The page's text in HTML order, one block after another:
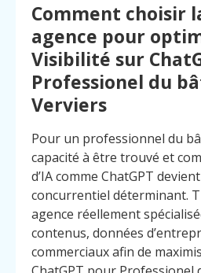
Comment choisir
agence pour
Visibilité sur
Professionel du
Verviers
Pour un professionnel du
capacité à être trouvé et
d’IA comme ChatGPT
concurrentiel déterminant.
agence réellement
contenus, données
commerciaux afin de